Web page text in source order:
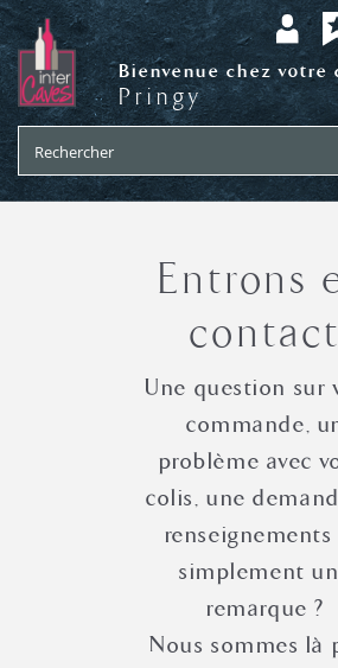
Bienvenue chez votre
Pringy
Entrons
contact
Une question sur
commande,
problème avec
colis, une
renseignements
simplement
remarque ?
Nous sommes là